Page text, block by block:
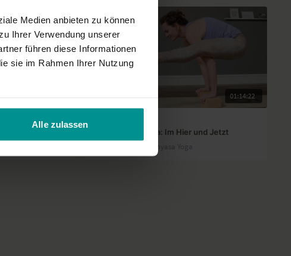
Medien anbieten zu können
Ihrer Verwendung unserer
führen diese Informationen
sie im Rahmen Ihrer Nutzung
Alle zulassen
01:14:22
Advanced Vinyasa: Im Hier und Jetzt
Fortgeschrittene | Vinyasa Yoga